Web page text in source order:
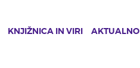
KNJIŽNICA IN VIRI AKTUALNO